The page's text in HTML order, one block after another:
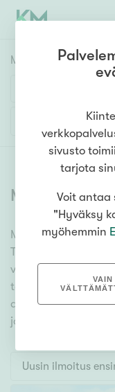
Myyntikohteet
1h 2h
Asuntotyyppi
Kerros-/
Rivitalo/paritalo
Omakoti-/
Maa- tai
Vapaa-ajan
Lisää hakuehtoja
Myytävät
Meiltä löydät
Tuhansien
verkostomme
tärkeimmässä
asunnot.
jonka avulla löydät
Uusin ilmoitus
sivusto
tarjota
Voit antaa
"Hyväksy
myöhemmin
VAIN